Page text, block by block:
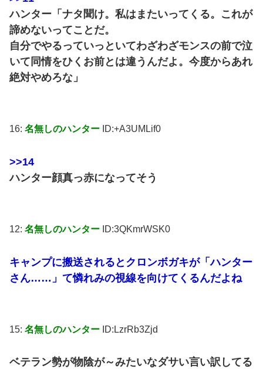
ハンター「ナタ聞け。私はまたいってくる。これが
諦めないってことだ。
自分でやるっていっといてわざわざモンスの前で泣
いて同情をひくお前とは違うんだよ。今度からあれ
絶対やめろな」
16: 名無しのハンター ID:+A3UMLif0
>>14
ハンター顔真っ赤になってそう
12: 名無しのハンター ID:3QKmrWSK0
キャンプに搬送されるとクロンボガキが「ハンター
さん……」て憐れみの視線を向けてくるんだよね
15: 名無しのハンター ID:LzrRb3Zjd
ベテラン勢が物陰が～みたいなダサい言い訳してる